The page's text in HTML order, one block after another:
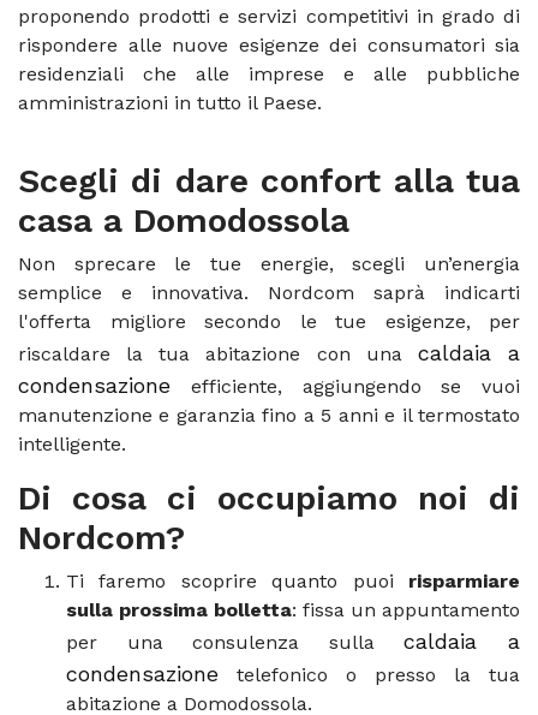
proponendo prodotti e servizi competitivi in grado di
rispondere alle nuove esigenze dei consumatori sia
residenziali che alle imprese e alle pubbliche
amministrazioni in tutto il Paese.
Scegli di dare confort alla tua
casa a Domodossola
Non sprecare le tue energie, scegli un’energia
semplice e innovativa. Nordcom saprà indicarti
l'offerta migliore secondo le tue esigenze, per
riscaldare la tua abitazione con una caldaia a
condensazione efficiente, aggiungendo se vuoi
manutenzione e garanzia fino a 5 anni e il termostato
intelligente.
Di cosa ci occupiamo noi di
Nordcom?
Ti faremo scoprire quanto puoi risparmiare
sulla prossima bolletta: fissa un appuntamento
per una consulenza sullacaldaia a
condensazione telefonico o presso la tua
abitazione a Domodossola.